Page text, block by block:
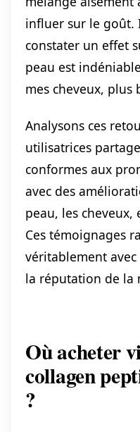
influer sur le goût.
constater un effet
peau est
mes cheveux, plus
Analysons ces
utilisatrices
conformes aux
avec des
peau, les
Ces témoignages
véritablement avec
la réputation de la
Où acheter
collagen
?